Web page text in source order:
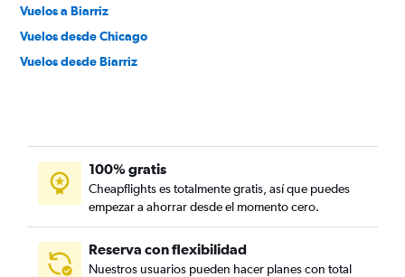
Vuelos a Biarriz
Vuelos desde Chicago
Vuelos desde Biarriz
100% gratis
Cheapflights es totalmente gratis, así que puedes
empezar a ahorrar desde el momento cero.
Reserva con flexibilidad
Nuestros usuarios pueden hacer planes con total